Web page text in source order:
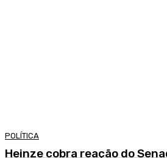
POLÍTICA
Heinze cobra reação do